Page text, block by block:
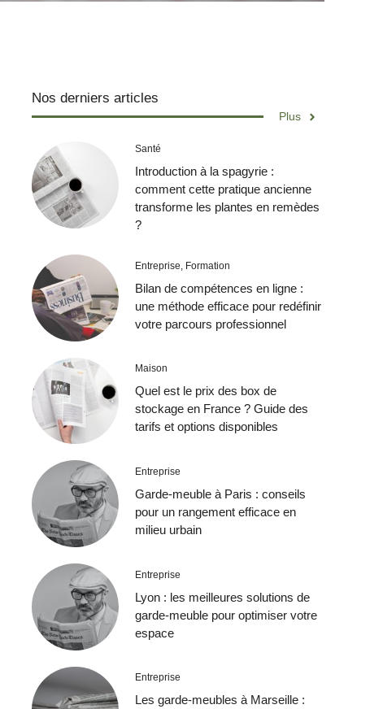
Nos derniers articles
Plus
Santé
Introduction à la spagyrie :
comment cette pratique ancienne
transforme les plantes en remèdes
?
Entreprise, Formation
Bilan de compétences en ligne :
une méthode efficace pour redéfinir
votre parcours professionnel
Maison
Quel est le prix des box de
stockage en France ? Guide des
tarifs et options disponibles
Entreprise
Garde-meuble à Paris : conseils
pour un rangement efficace en
milieu urbain
Entreprise
Lyon : les meilleures solutions de
garde-meuble pour optimiser votre
espace
Entreprise
Les garde-meubles à Marseille :